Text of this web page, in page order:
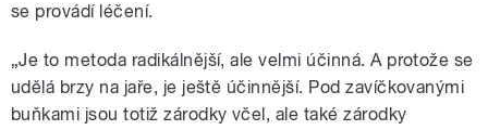
se provádí léčení.
„Je to metoda radikálnější, ale velmi účinná. A protože se
udělá brzy na jaře, je ještě účinnější. Pod zavíčkovanými
buňkami jsou totiž zárodky včel, ale také zárodky